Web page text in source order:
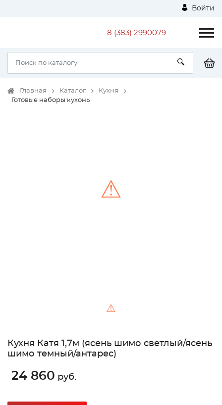
Войти
8 (383) 2990079
Главная Каталог
Кухня
Готовые наборы кухонь
⚠
⚠
Кухня Катя 1,7м (ясень шимо светлый/ясень
шимо темный/антарес)
24 860 руб.